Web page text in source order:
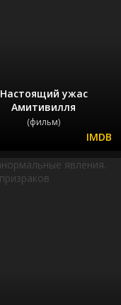
Настоящий ужас
Амитивилля
(фильм)